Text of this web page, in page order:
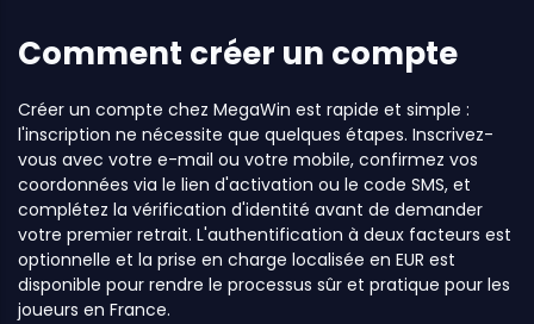
Comment créer un compte
Créer un compte chez MegaWin est rapide et simple :
l'inscription ne nécessite que quelques étapes. Inscrivez-
vous avec votre e-mail ou votre mobile, confirmez vos
coordonnées via le lien d'activation ou le code SMS, et
complétez la vérification d'identité avant de demander
votre premier retrait. L'authentification à deux facteurs est
optionnelle et la prise en charge localisée en EUR est
disponible pour rendre le processus sûr et pratique pour les
joueurs en France.